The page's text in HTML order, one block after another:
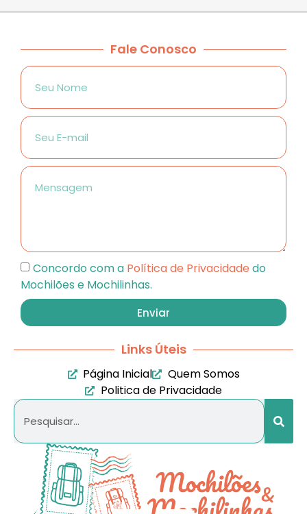
Fale Conosco
Concordo com a Política de Privacidade do
Mochilões e Mochilinhas.
Enviar
Links Úteis
Página Inicial
Quem Somos
Politica de Privacidade